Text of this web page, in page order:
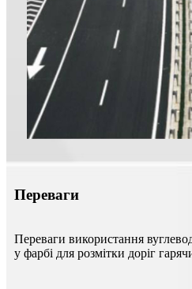
Переваги
Переваги використання
у фарбі для розмітки доріг